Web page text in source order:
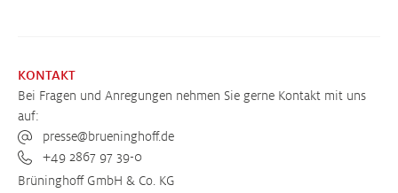
KONTAKT
Bei Fragen und Anregungen nehmen Sie gerne Kontakt mit uns
auf:
presse@brueninghoff.de
+49 2867 97 39-0
Brüninghoff GmbH & Co. KG